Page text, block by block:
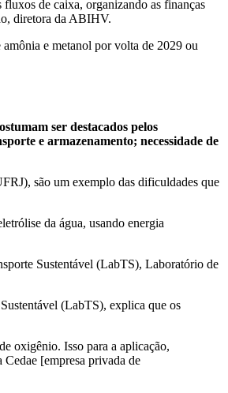
fluxos de caixa, organizando as finanças
diretora da ABIHV.
amônia e metanol por volta de 2029 ou
ser destacados pelos
e armazenamento; necessidade de
são um exemplo das dificuldades que
da água, usando energia
Sustentável (LabTS), Laboratório de
(LabTS), explica que os
oxigênio. Isso para a aplicação,
[empresa privada de